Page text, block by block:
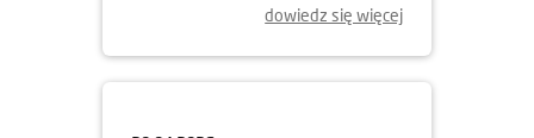
dowiedz się więcej